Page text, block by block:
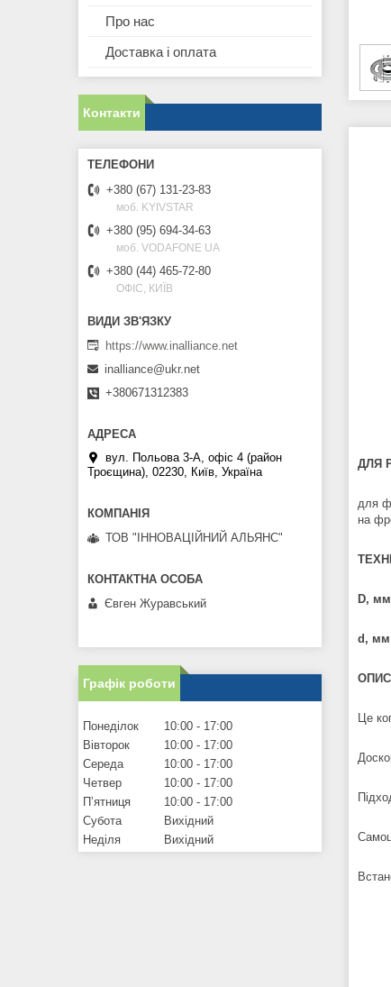
ДЛЯ
для
на
D,
d,
Це
Про нас
Доставка і оплата
Контакти
+380 (67) 131-23-83
моб. KYIVSTAR
+380 (95) 694-34-63
моб. VODAFONE UA
+380 (44) 465-72-80
ОФІС, КИЇВ
https://www.inalliance.net
inalliance@ukr.net
+380671312383
вул. Польова 3-А, офіс 4 (район
Троєщина), 02230, Київ, Україна
ТОВ "ІННОВАЦІЙНИЙ АЛЬЯНС"
Євген Журавський
Графік роботи
Понеділок 10:00
17:00
Вівторок
10:00
17:00
Середа
10:00
17:00
Четвер
10:00
17:00
Пʼятниця
10:00
17:00
Субота
Вихідний
Неділя
Вихідний